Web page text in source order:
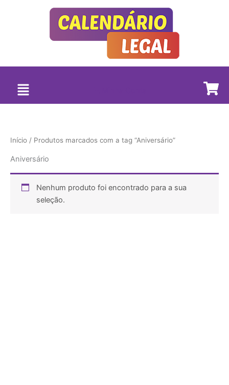
Início / Produtos marcados com a tag “Aniversário”
Aniversário
Nenhum produto foi encontrado para a sua
seleção.